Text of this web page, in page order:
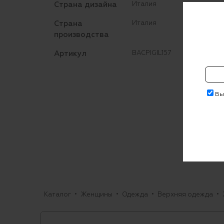
Страна дизайна Италия
Страна
производства
Италия
Артикул BACPIGIL157
Каталог Женщины Одежда Верхняя одежда